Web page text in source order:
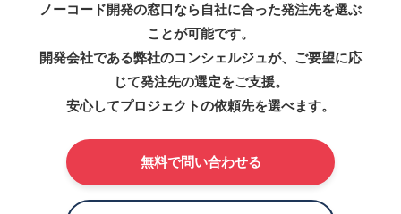
ノーコード開発の窓口なら自社に合った発注先を選ぶ
ことが可能です。
開発会社である弊社のコンシェルジュが、ご要望に応
じて発注先の選定をご支援。
安心してプロジェクトの依頼先を選べます。
無料で問い合わせる